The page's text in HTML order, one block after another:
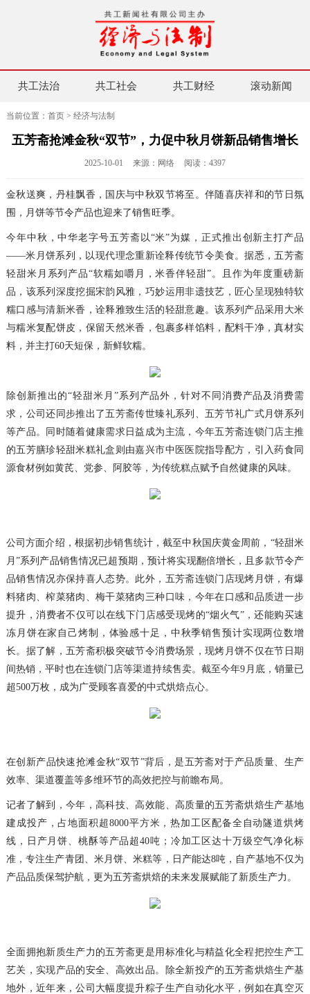
共工法治 共工社会 共工财经 滚动新闻
当前位置： 首页> 经济与法制
五芳斋抢滩金秋“双节”，力促中秋月饼新品销售增长
2025-10-01 来源：网络 阅读： 4397
金秋送爽，丹桂飘香，国庆与中秋双节将至。伴随喜庆祥和的节日氛
围，月饼等节令产品也迎来了销售旺季。
今年中秋，中华老字号五芳斋以“米”为媒，正式推出创新主打产品
——米月饼系列，以现代理念重新诠释传统节令美食。据悉，五芳斋
轻甜米月系列产品“软糯如嚼月，米香伴轻甜”。且作为年度重磅新
品，该系列深度挖掘宋韵风雅，巧妙运用非遗技艺，匠心呈现独特软
糯口感与清新米香，诠释雅致生活的轻甜意趣。该系列产品采用大米
与糯米复配饼皮，保留天然米香，包裹多样馅料，配料干净，真材实
料，并主打60天短保，新鲜软糯。
除创新推出的“轻甜米月”系列产品外，针对不同消费产品及消费需
求，公司还同步推出了五芳斋传世臻礼系列、五芳节礼广式月饼系列
等产品。同时随着健康需求日益成为主流，今年五芳斋连锁门店主推
的五芳膳珍轻甜米糕礼盒则由嘉兴市中医医院指导配方，引入药食同
源食材例如黄芪、党参、阿胶等，为传统糕点赋予自然健康的风味。
公司方面介绍，根据初步销售统计，截至中秋国庆黄金周前，“轻甜米
月”系列产品销售情况已超预期，预计将实现翻倍增长，且多款节令产
品销售情况亦保持喜人态势。此外，五芳斋连锁门店现烤月饼，有爆
料猪肉、榨菜猪肉、梅干菜猪肉三种口味，今年在口感和品质进一步
提升，消费者不仅可以在线下门店感受现烤的“烟火气”，还能购买速
冻月饼在家自己烤制，体验感十足，中秋季销售预计实现两位数增
长。据了解，五芳斋积极突破节令消费场景，现烤月饼不仅在节日期
间热销，平时也在连锁门店等渠道持续售卖。截至今年9月底，销量已
超500万枚，成为广受顾客喜爱的中式烘焙点心。
在创新产品快速抢滩金秋“双节”背后，是五芳斋对于产品质量、生产
效率、渠道覆盖等多维环节的高效把控与前瞻布局。
记者了解到，今年，高科技、高效能、高质量的五芳斋烘焙生产基地
建成投产，占地面积超8000平方米，热加工区配备全自动隧道烘烤
线，日产月饼、桃酥等产品超40吨；冷加工区达十万级空气净化标
准，专注生产青团、米月饼、米糕等，日产能达8吨，自产基地不仅为
产品品质保驾护航，更为五芳斋烘焙的未来发展赋能了新质生产力。
全面拥抱新质生产力的五芳斋更是用标准化与精益化全程把控生产工
艺关，实现产品的安全、高效出品。除全新投产的五芳斋烘焙生产基
地外，近年来，公司大幅度提升粽子生产自动化水平，例如在真空灭